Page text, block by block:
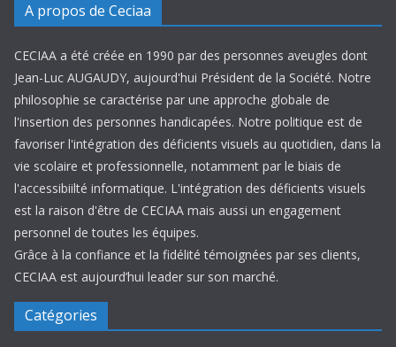
A propos de Ceciaa
CECIAA a été créée en 1990 par des personnes aveugles dont
Jean-Luc AUGAUDY, aujourd'hui Président de la Société. Notre
philosophie se caractérise par une approche globale de
l'insertion des personnes handicapées. Notre politique est de
favoriser l'intégration des déficients visuels au quotidien, dans la
vie scolaire et professionnelle, notamment par le biais de
l'accessibiilté informatique. L'intégration des déficients visuels
est la raison d'être de CECIAA mais aussi un engagement
personnel de toutes les équipes.
Grâce à la confiance et la fidélité témoignées par ses clients,
CECIAA est aujourd’hui leader sur son marché.
Catégories